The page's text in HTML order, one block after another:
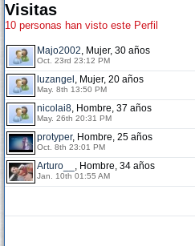
Visitas
10 personas han visto este Perfil
Majo2002, Mujer, 30 años
Oct. 23rd 23:12 PM
luzangel , Mujer, 20 años
May. 8th 13:50 PM
nicolai8, Hombre, 37 años
May. 26th 20:31 PM
protyper, Hombre, 25 años
Oct. 8th 23:01 PM
Arturo__ , Hombre, 34 años
Jan. 10th 01:55 AM